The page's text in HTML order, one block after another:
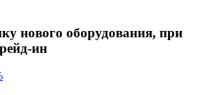
нового оборудования, при
ин